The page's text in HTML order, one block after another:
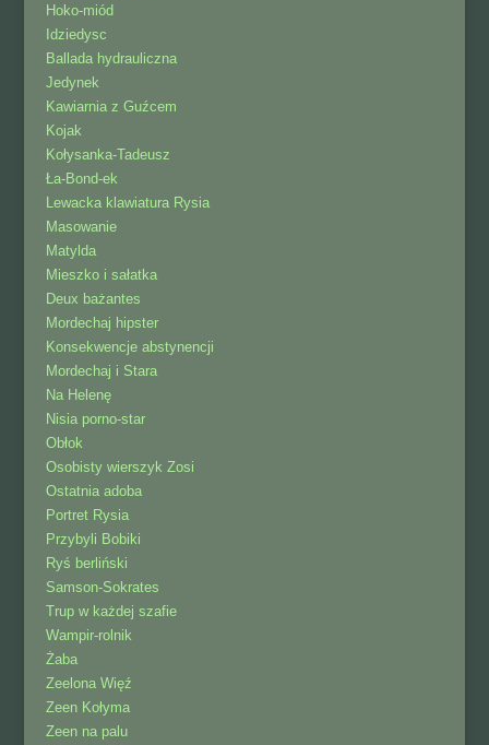
Hoko-miód
Idziedysc
Ballada hydrauliczna
Jedynek
Kawiarnia z Guźcem
Kojak
Kołysanka-Tadeusz
Ła-Bond-ek
Lewacka klawiatura Rysia
Masowanie
Matylda
Mieszko i sałatka
Deux bażantes
Mordechaj hipster
Konsekwencje abstynencji
Mordechaj i Stara
Na Helenę
Nisia porno-star
Obłok
Osobisty wierszyk Zosi
Ostatnia adoba
Portret Rysia
Przybyli Bobiki
Ryś berliński
Samson-Sokrates
Trup w każdej szafie
Wampir-rolnik
Żaba
Zeelona Więź
Zeen Kołyma
Zeen na palu